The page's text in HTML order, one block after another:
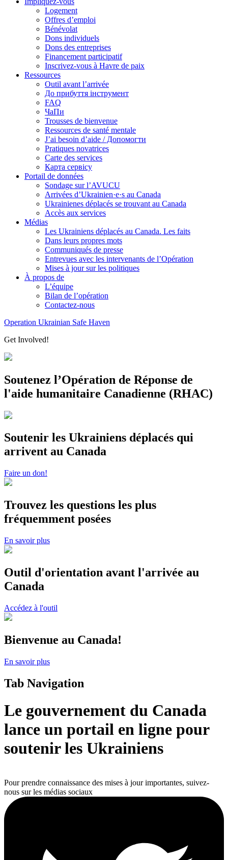
Logement
Offres d’emploi
Bénévolat
Dons individuels
Dons des entreprises
Financement participatif
Inscrivez-vous à Havre de paix
Ressources
Outil avant l’arrivée
До прибуття інструмент
FAQ
ЧаПи
Trousses de bienvenue
Ressources de santé mentale
J’ai besoin d’aide / Допомогти
Pratiques novatrices
Carte des services
Карта сервісу
Portail de données
Sondage sur l’AVUCU
Arrivées d’Ukrainien·e·s au Canada
Ukrainienes déplacés se trouvant au Canada
Accès aux services
Médias
Les Ukrainiens déplacés au Canada. Les faits
Dans leurs propres mots
Communiqués de presse
Entrevues avec les intervenants de l’Opération
Mises à jour sur les politiques
À propos de
L’équipe
Bilan de l’opération
Contactez-nous
Operation Ukrainian Safe Haven
Get Involved!
Soutenez l’Opération de Réponse de
l'aide humanitaire Canadienne (RHAC)
Soutenir les Ukrainiens déplacés qui
arrivent au Canada
Faire un don!
Trouvez les questions les plus
fréquemment posées
En savoir plus
Outil d'orientation avant l'arrivée au
Canada
Accédez à l'outil
Bienvenue au Canada!
En savoir plus
Tab Navigation
Le gouvernement du Canada
lance un portail en ligne pour
soutenir les Ukrainiens
Pour prendre connaissance des mises à jour importantes, suivez-
nous sur les médias sociaux